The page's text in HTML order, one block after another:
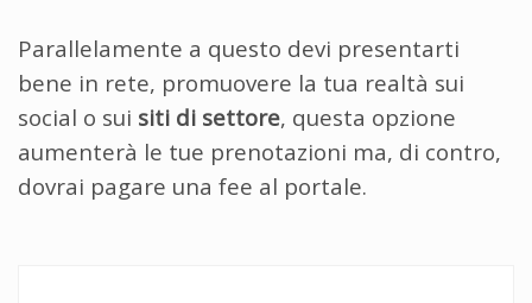
Parallelamente a questo devi presentarti
bene in rete, promuovere la tua realtà sui
social o sui siti di settore, questa opzione
aumenterà le tue prenotazioni ma, di contro,
dovrai pagare una fee al portale.